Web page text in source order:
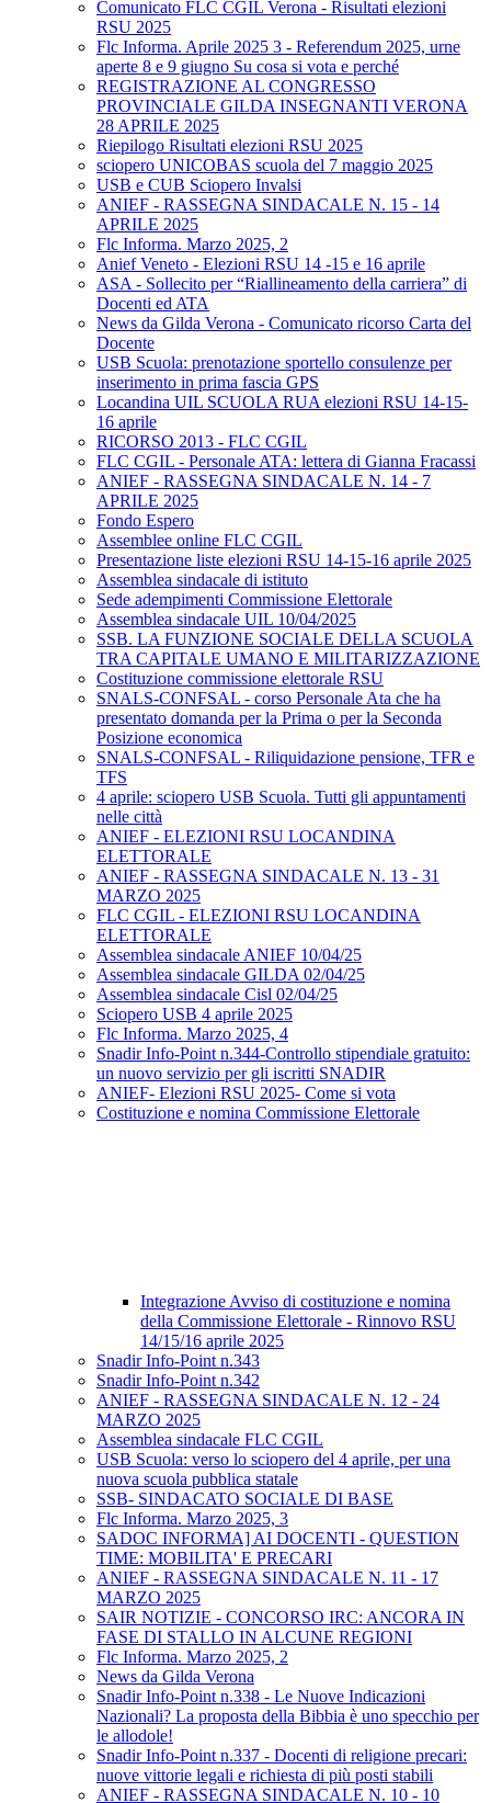
Comunicato FLC CGIL Verona - Risultati elezioni
RSU 2025
Flc Informa. Aprile 2025 3 - Referendum 2025, urne
aperte 8 e 9 giugno Su cosa si vota e perché
REGISTRAZIONE AL CONGRESSO
PROVINCIALE GILDA INSEGNANTI VERONA
28 APRILE 2025
Riepilogo Risultati elezioni RSU 2025
sciopero UNICOBAS scuola del 7 maggio 2025
USB e CUB Sciopero Invalsi
ANIEF - RASSEGNA SINDACALE N. 15 - 14
APRILE 2025
Flc Informa. Marzo 2025, 2
Anief Veneto - Elezioni RSU 14 -15 e 16 aprile
ASA - Sollecito per “Riallineamento della carriera” di
Docenti ed ATA
News da Gilda Verona - Comunicato ricorso Carta del
Docente
USB Scuola: prenotazione sportello consulenze per
inserimento in prima fascia GPS
Locandina UIL SCUOLA RUA elezioni RSU 14-15-
16 aprile
RICORSO 2013 - FLC CGIL
FLC CGIL - Personale ATA: lettera di Gianna Fracassi
ANIEF - RASSEGNA SINDACALE N. 14 - 7
APRILE 2025
Fondo Espero
Assemblee online FLC CGIL
Presentazione liste elezioni RSU 14-15-16 aprile 2025
Assemblea sindacale di istituto
Sede adempimenti Commissione Elettorale
Assemblea sindacale UIL 10/04/2025
SSB. LA FUNZIONE SOCIALE DELLA SCUOLA
TRA CAPITALE UMANO E MILITARIZZAZIONE
Costituzione commissione elettorale RSU
SNALS-CONFSAL - corso Personale Ata che ha
presentato domanda per la Prima o per la Seconda
Posizione economica
SNALS-CONFSAL - Riliquidazione pensione, TFR e
TFS
4 aprile: sciopero USB Scuola. Tutti gli appuntamenti
nelle città
ANIEF - ELEZIONI RSU LOCANDINA
ELETTORALE
ANIEF - RASSEGNA SINDACALE N. 13 - 31
MARZO 2025
FLC CGIL - ELEZIONI RSU LOCANDINA
ELETTORALE
Assemblea sindacale ANIEF 10/04/25
Assemblea sindacale GILDA 02/04/25
Assemblea sindacale Cisl 02/04/25
Sciopero USB 4 aprile 2025
Flc Informa. Marzo 2025, 4
Snadir Info-Point n.344-Controllo stipendiale gratuito:
un nuovo servizio per gli iscritti SNADIR
ANIEF- Elezioni RSU 2025- Come si vota
Costituzione e nomina Commissione Elettorale
Integrazione Avviso di costituzione e nomina
della Commissione Elettorale - Rinnovo RSU
14/15/16 aprile 2025
Snadir Info-Point n.343
Snadir Info-Point n.342
ANIEF - RASSEGNA SINDACALE N. 12 - 24
MARZO 2025
Assemblea sindacale FLC CGIL
USB Scuola: verso lo sciopero del 4 aprile, per una
nuova scuola pubblica statale
SSB- SINDACATO SOCIALE DI BASE
Flc Informa. Marzo 2025, 3
SADOC INFORMA] AI DOCENTI - QUESTION
TIME: MOBILITA' E PRECARI
ANIEF - RASSEGNA SINDACALE N. 11 - 17
MARZO 2025
SAIR NOTIZIE - CONCORSO IRC: ANCORA IN
FASE DI STALLO IN ALCUNE REGIONI
Flc Informa. Marzo 2025, 2
News da Gilda Verona
Snadir Info-Point n.338 - Le Nuove Indicazioni
Nazionali? La proposta della Bibbia è uno specchio per
le allodole!
Snadir Info-Point n.337 - Docenti di religione precari:
nuove vittorie legali e richiesta di più posti stabili
ANIEF - RASSEGNA SINDACALE N. 10 - 10